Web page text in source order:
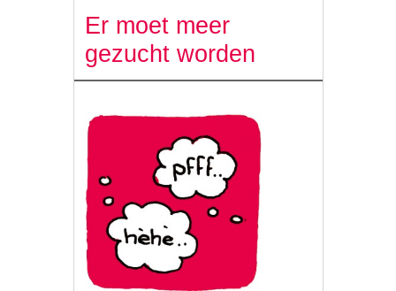
Er moet meer
gezucht worden